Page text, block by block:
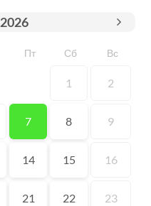
2026
Пт Сб Вс
1 2
7 8 9
14 15 16
21 22 23